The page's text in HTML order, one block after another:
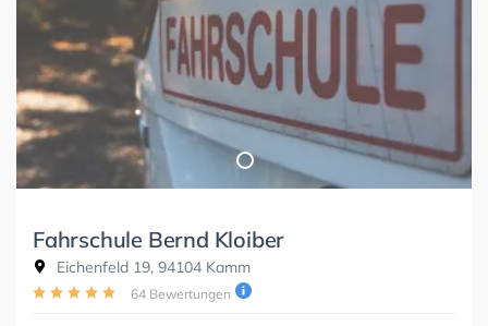
Fahrschule Bernd Kloiber
Eichenfeld 19, 94104 Kamm
64 Bewertungen